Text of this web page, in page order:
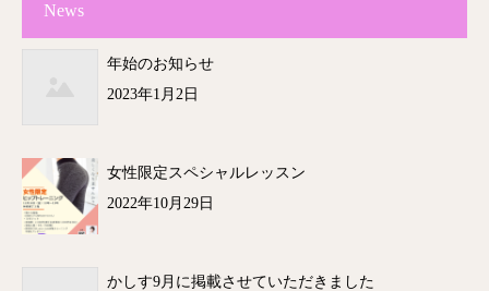
News
年始のお知らせ
2023年1月2日
女性限定スペシャルレッスン
2022年10月29日
かしす9月に掲載させていただきました